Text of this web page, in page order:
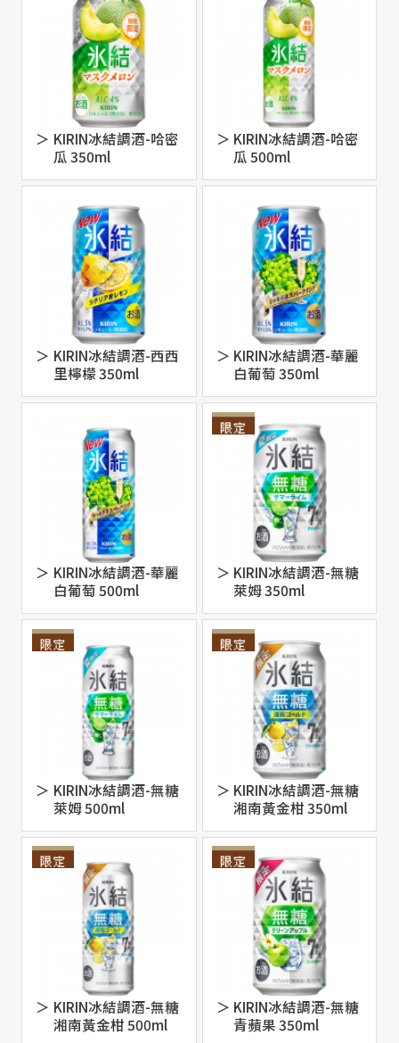
KIRIN冰結調酒-哈密
瓜 350ml
KIRIN冰結調酒-哈密
瓜 500ml
KIRIN冰結調酒-西西
里檸檬 350ml
KIRIN冰結調酒-華麗
白葡萄 350ml
KIRIN冰結調酒-華麗
白葡萄 500ml
KIRIN冰結調酒-無糖
萊姆 350ml
KIRIN冰結調酒-無糖
萊姆 500ml
KIRIN冰結調酒-無糖
湘南黃金柑 350ml
KIRIN冰結調酒-無糖
湘南黃金柑 500ml
KIRIN冰結調酒-無糖
青蘋果 350ml